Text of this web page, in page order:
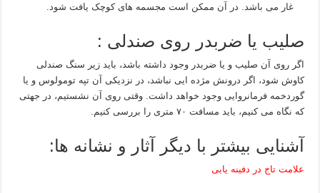
غار می باشد. در آن ممکن است مجسمه های کوچک یافت شود.
صلیب یا ضربدر روی صندلی :
اگر روی آن صلیب و یا ضربدر وجود داشته باشد، باید زیر سنگ صندلی
کاوش شود، اگر درونش مژده ایی نباشد، در نزدیکی آن تپه تومولوس و یا
گوردخمه فرمانروایی وجود خواهد داشت. وقتی روی آن نشستیم، در جهتی
که نگاه می کنیم، باید مسافت ۷۰ متری را بررسی کنیم.
آشنایی بیشتر با دیگر آثار و نشانه ها:
علامت تاج در دفینه یابی